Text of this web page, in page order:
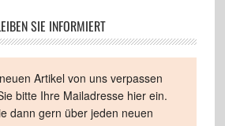
SIE INFORMIERT
Artikel von uns verpassen
bitte Ihre Mailadresse hier ein.
dann gern über jeden neuen